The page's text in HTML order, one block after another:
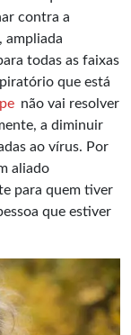
contra a
ampliada
todas as faixas
que está
não vai resolver
a diminuir
ao vírus. Por
aliado
para quem tiver
que estiver